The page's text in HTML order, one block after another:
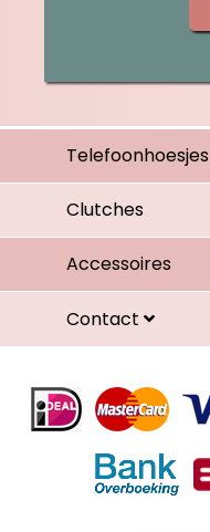
Telefoonhoesjes
Clutches
Accessoires
Contact